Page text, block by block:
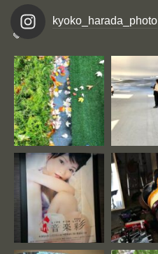
kyoko_harada_photo